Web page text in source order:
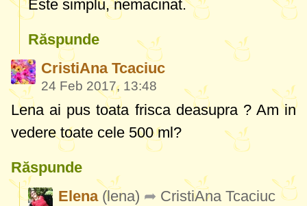
Este simplu, nemacinat.
Răspunde
CristiAna Tcaciuc
24 Feb 2017, 13:48
Lena ai pus toata frisca deasupra ? Am in
vedere toate cele 500 ml?
Răspunde
Elena (lena) CristiAna Tcaciuc